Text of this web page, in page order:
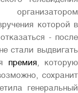
которой в
- после
стали выдвигать
премия, которую
сохранит
генеральный